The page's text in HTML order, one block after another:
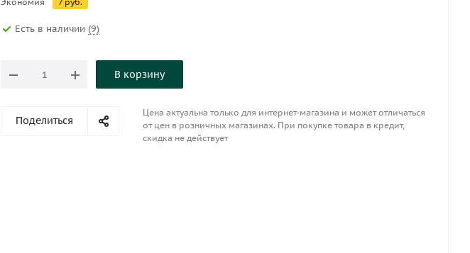
Есть в наличии (9)
В корзину
Поделиться
Цена актуальна только для интернет-магазина и может отличаться
от цен в розничных магазинах. При покупке товара в кредит,
скидка не действует